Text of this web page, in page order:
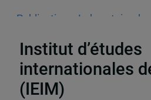
Publications
Laboratoire des
Institut d’études
internationales
(IEIM)